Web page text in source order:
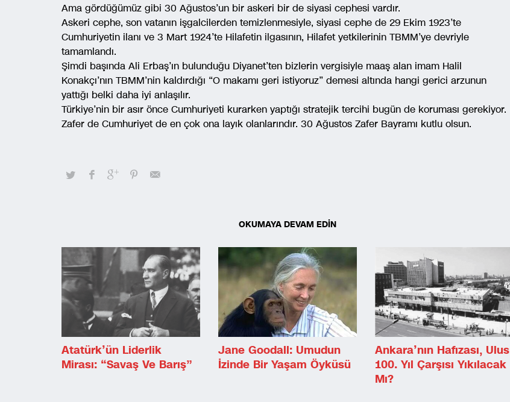
Ama gördüğümüz gibi 30 Ağustos’un bir askeri bir de siyasi cephesi vardır.
Askeri cephe, son vatanın işgalcilerden temizlenmesiyle, siyasi cephe de 29 Ekim 1923’te
Cumhuriyetin ilanı ve 3 Mart 1924’te Hilafetin ilgasının, Hilafet yetkilerinin TBMM’ye devriyle
tamamlandı.
Şimdi başında Ali Erbaş’ın bulunduğu Diyanet’ten bizlerin vergisiyle maaş alan imam Halil
Konakçı’nın TBMM’nin kaldırdığı “O makamı geri istiyoruz” demesi altında hangi gerici arzunun
yattığı belki daha iyi anlaşılır.
Türkiye’nin bir asır önce Cumhuriyeti kurarken yaptığı stratejik tercihi bugün de koruması gerekiyor.
Zafer de Cumhuriyet de en çok ona layık olanlarındır. 30 Ağustos Zafer Bayramı kutlu olsun.
OKUMAYA DEVAM EDİN
Atatürk’ün Liderlik
Mirası: “Savaş Ve Barış”
Jane Goodall: Umudun
İzinde Bir Yaşam Öyküsü
Ankara’nın Hafızası, Ulus
100. Yıl Çarşısı Yıkılacak
Mı?